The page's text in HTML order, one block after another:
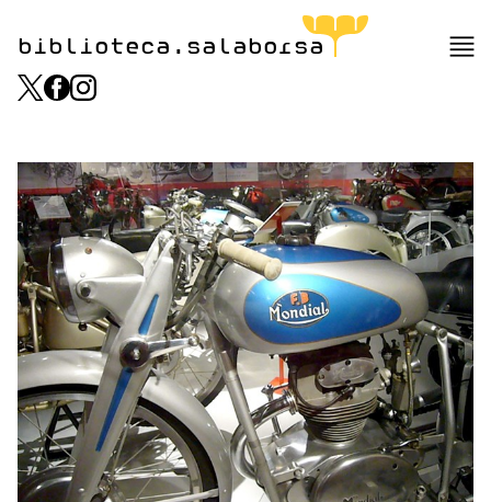
biblioteca.salaborsa